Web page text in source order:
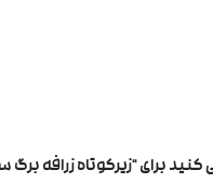
برای “زیرکوتاه زرافه برگ